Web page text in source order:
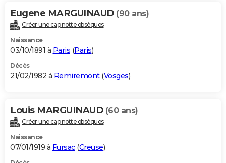
Eugene MARGUINAUD (90 ans)
Créer une cagnotte obsèques
Naissance
03/10/1891 à Paris (Paris)
Décès
21/02/1982 à Remiremont(Vosges)
Louis MARGUINAUD (60 ans)
Créer une cagnotte obsèques
Naissance
07/01/1919 à Fursac(Creuse)